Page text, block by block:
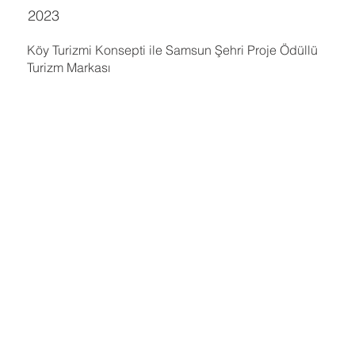
Köy Turizmi Konsepti ile Samsun Şehri Proje Ödüllü
Turizm Markası
2023